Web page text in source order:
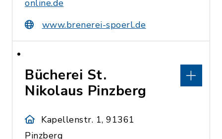
online.de
www.brenerei-spoerl.de
Bücherei St.
Nikolaus Pinzberg
Kapellenstr. 1, 91361
Pinzberg